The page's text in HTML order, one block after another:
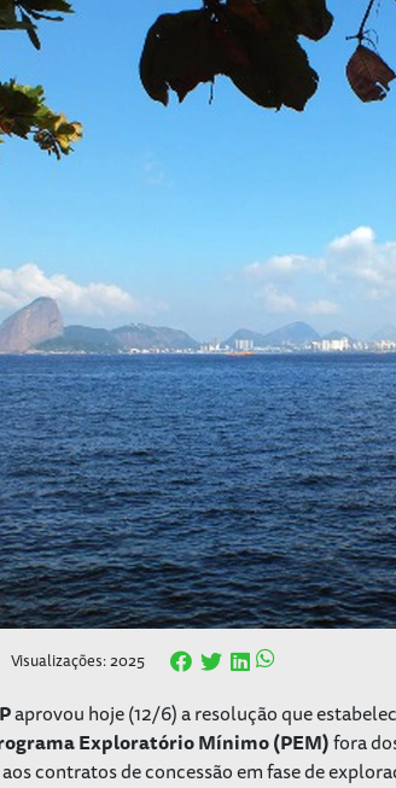
Visualizações: 2025
aprovou hoje (12/6) a resolução que
Exploratório Mínimo (PEM)fora
contratos de concessão em fase de